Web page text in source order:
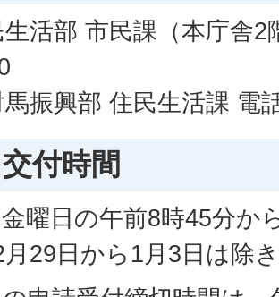
活部 市民課（本庁舎2
馬振興部 住民生活課 電
付時間
曜日の午前8時45分か
月29日から1月3日は除